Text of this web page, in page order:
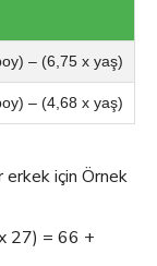
– (6,75 x yaş)
– (4,68 x yaş)
için Örnek
27) = 66 +